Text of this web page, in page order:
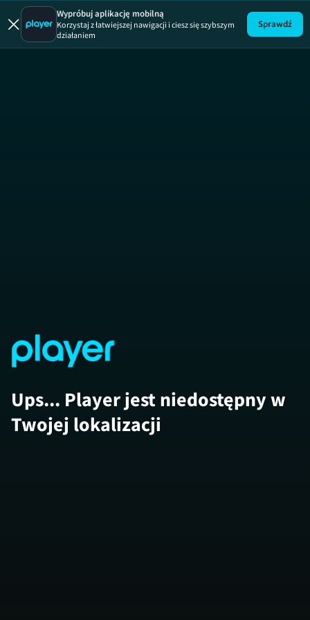
Wypróbuj aplikację mobilną
Korzystaj z łatwiejszej nawigacji i ciesz się szybszym
działaniem
Sprawdź
Ups... Player jest niedostępny w
Twojej lokalizacji